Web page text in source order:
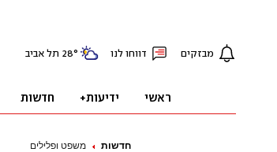
חדשות משפט ופלילים